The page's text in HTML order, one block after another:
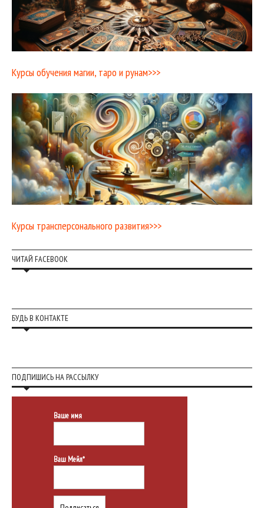
Курсы обучения магии, таро и рунам>>>
Курсы трансперсонального развития>>>
ЧИТАЙ FACEBOOK
БУДЬ В КОНТАКТЕ
ПОДПИШИСЬ НА РАССЫЛКУ
Ваше имя
Ваш Мейл*